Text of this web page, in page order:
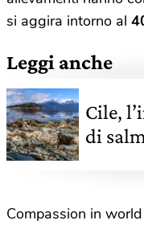
si aggira intorno al
Leggi anche
Cile,
di
Compassion in